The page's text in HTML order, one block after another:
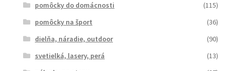
pomôcky do domácnosti
(115)
pomôcky na šport
(36)
dielňa, náradie, outdoor
(90)
svetielká, lasery, perá
(13)